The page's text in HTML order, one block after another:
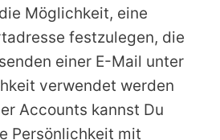
Möglichkeit, eine
festzulegen, die
einer E-Mail unter
verwendet werden
Accounts kannst Du
Persönlichkeit mit